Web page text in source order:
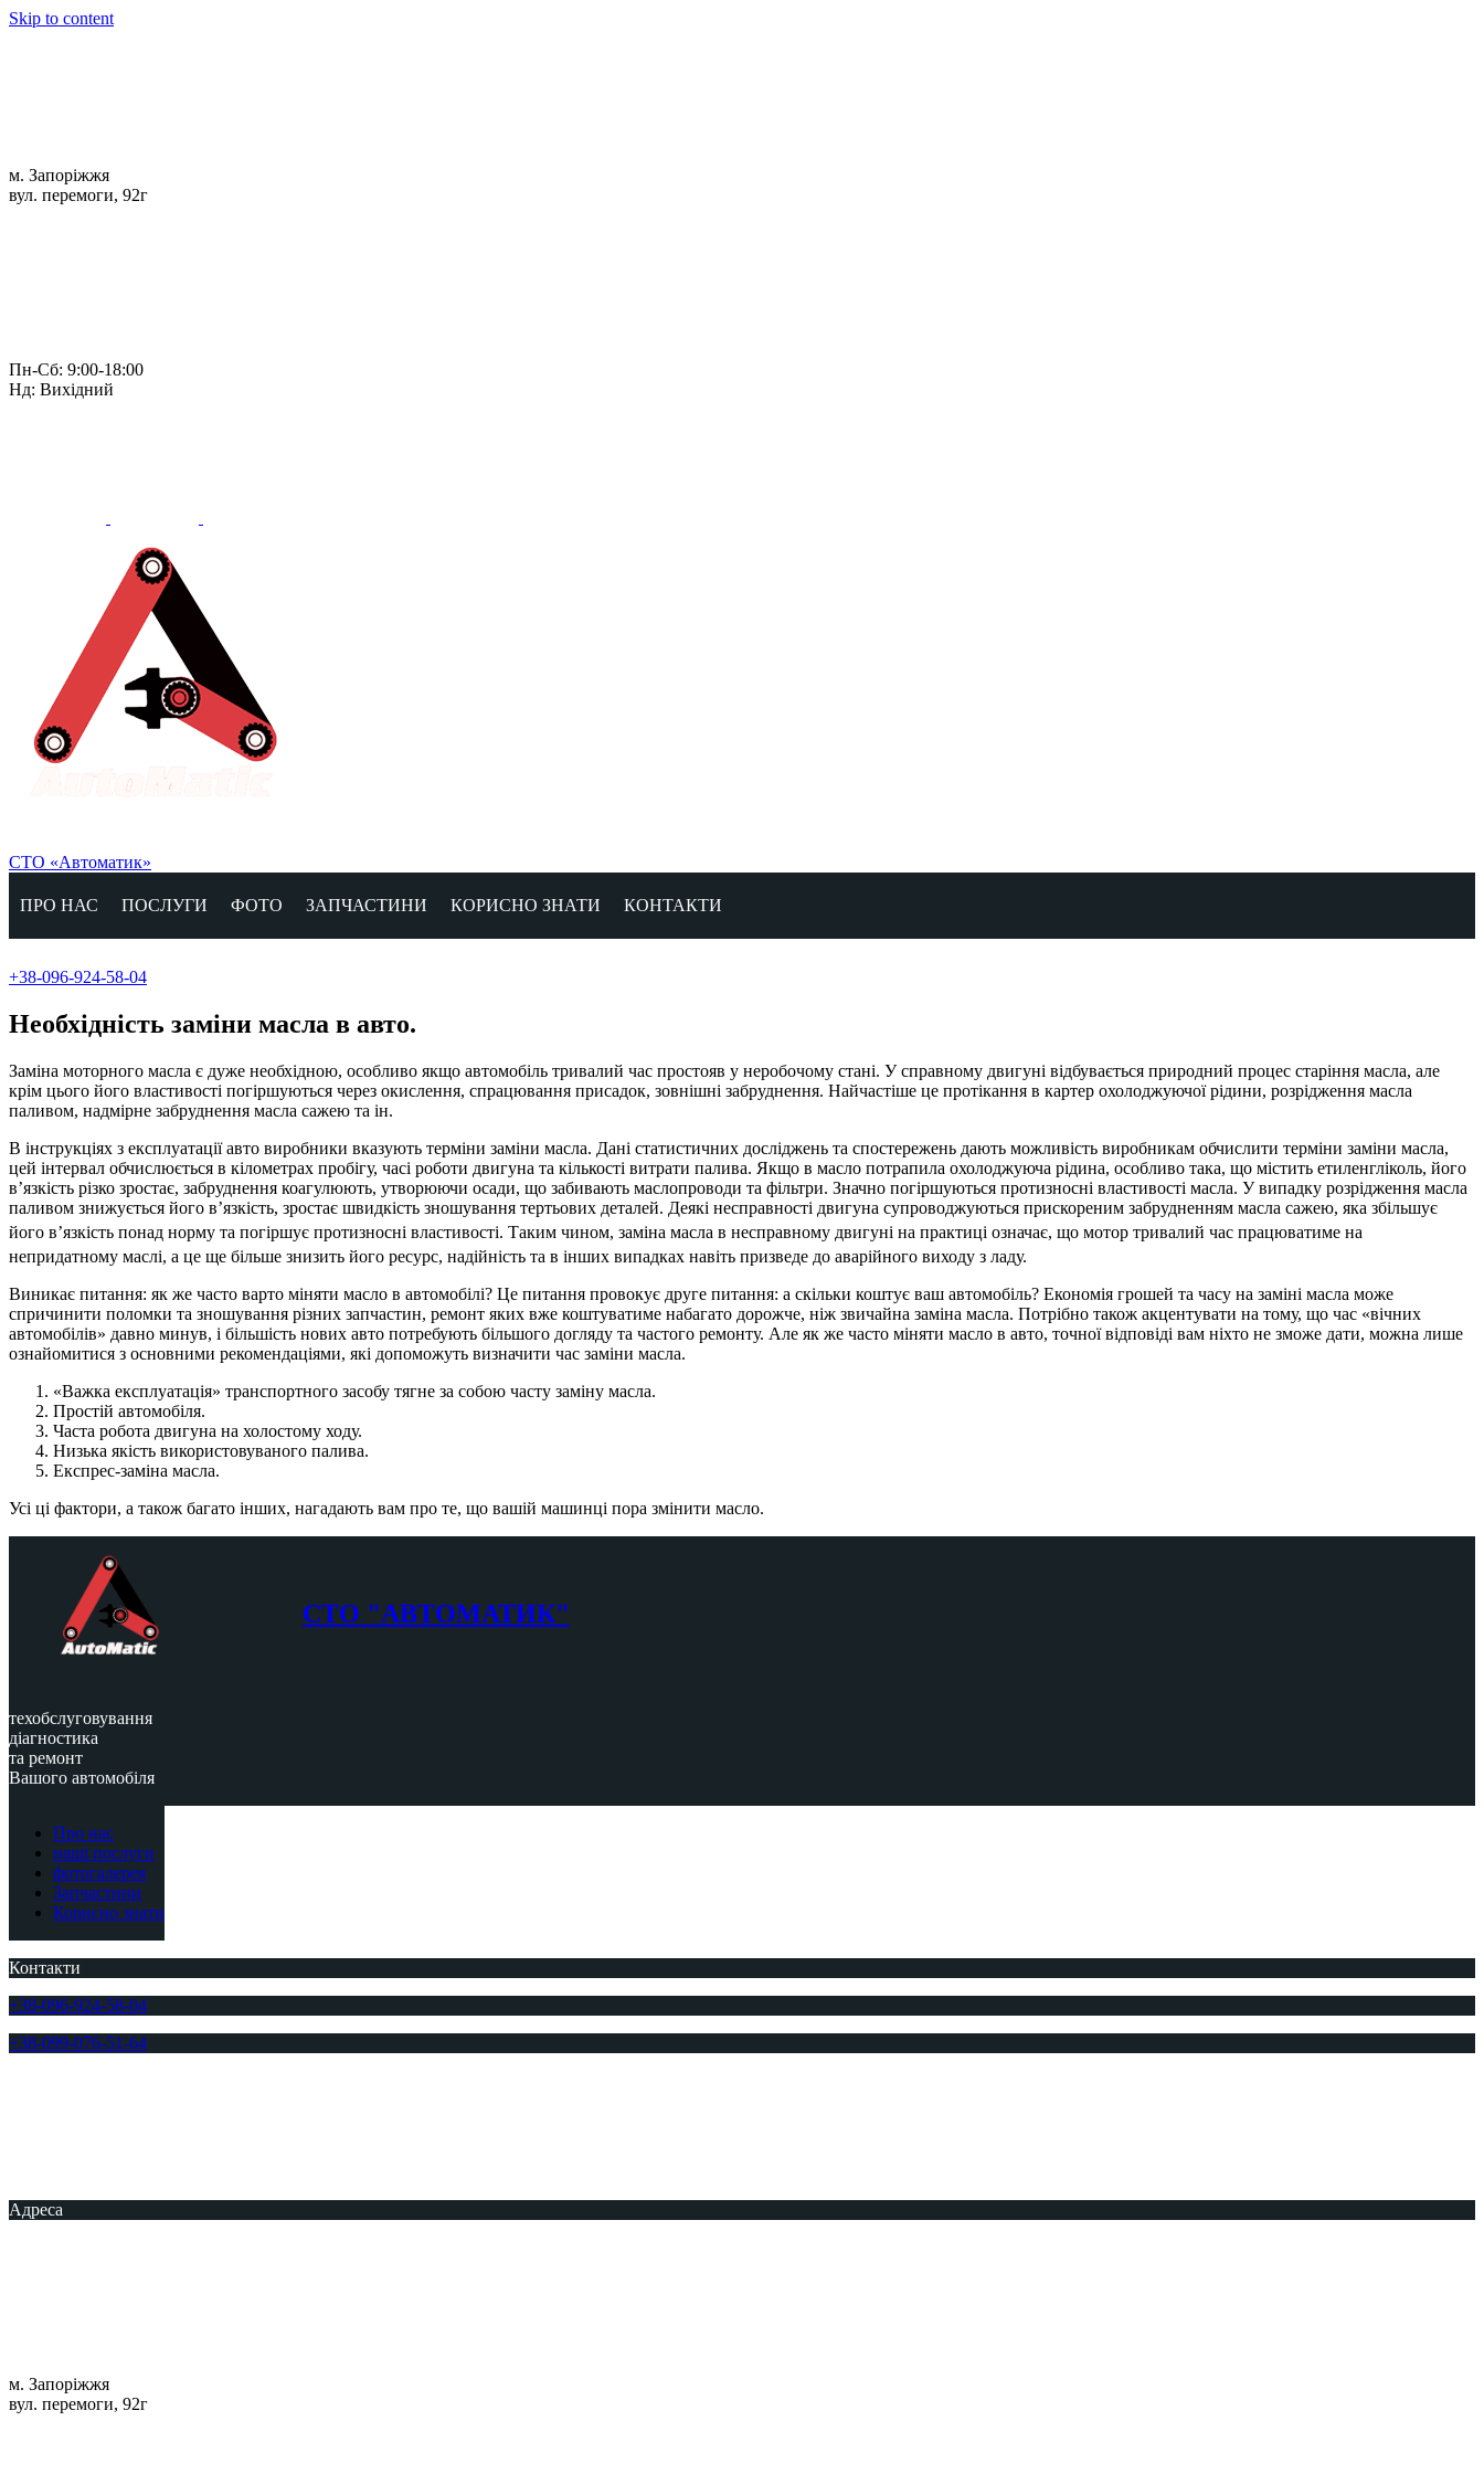
Skip to content
м. Запоріжжя
вул. перемоги, 92г
Пн-Сб: 9:00-18:00
Нд: Вихідний
СТО «Автоматик»
ПРО НАС ПОСЛУГИ ФОТО ЗАПЧАСТИНИ КОРИСНО ЗНАТИ КОНТАКТИ
+38-096-924-58-04
Необхідність заміни масла в авто.
Заміна моторного масла є дуже необхідною, особливо якщо автомобіль тривалий час простояв у неробочому стані. У справному двигуні відбувається природний процес старіння масла, але
крім цього його властивості погіршуються через окислення, спрацювання присадок, зовнішні забруднення. Найчастіше це протікання в картер охолоджуючої рідини, розрідження масла
паливом, надмірне забруднення масла сажею та ін.
В інструкціях з експлуатації авто виробники вказують терміни заміни масла. Дані статистичних досліджень та спостережень дають можливість виробникам обчислити терміни заміни масла,
цей інтервал обчислюється в кілометрах пробігу, часі роботи двигуна та кількості витрати палива. Якщо в масло потрапила охолоджуюча рідина, особливо така, що містить етиленгліколь, його
в’язкість різко зростає, забруднення коагулюють, утворюючи осади, що забивають маслопроводи та фільтри. Значно погіршуються протизносні властивості масла. У випадку розрідження масла
паливом знижується його в’язкість, зростає швидкість зношування тертьових деталей. Деякі несправності двигуна супроводжуються прискореним забрудненням масла сажею, яка збільшує
його в’язкість понад норму та погіршує протизносні властивості. Таким чином, заміна масла в несправному двигуні на практиці означає, що мотор тривалий час працюватиме на
непридатному маслі, а це ще більше знизить його ресурс, надійність та в інших випадках навіть призведе до аварійного виходу з ладу.
Виникає питання: як же часто варто міняти масло в автомобілі? Це питання провокує друге питання: а скільки коштує ваш автомобіль? Економія грошей та часу на заміні масла може
спричинити поломки та зношування різних запчастин, ремонт яких вже коштуватиме набагато дорожче, ніж звичайна заміна масла. Потрібно також акцентувати на тому, що час «вічних
автомобілів» давно минув, і більшість нових авто потребують більшого догляду та частого ремонту. Але як же часто міняти масло в авто, точної відповіді вам ніхто не зможе дати, можна лише
ознайомитися з основними рекомендаціями, які допоможуть визначити час заміни масла.
«Важка експлуатація» транспортного засобу тягне за собою часту заміну масла.
Простій автомобіля.
Часта робота двигуна на холостому ходу.
Низька якість використовуваного палива.
Експрес-заміна масла.
Усі ці фактори, а також багато інших, нагадають вам про те, що вашій машинці пора змінити масло.
СТО "АВТОМАТИК"
техобслуговування
діагностика
та ремонт
Вашого автомобіля
Про нас
наші послуги
фотогалерея
Запчастини
Корисно знати
Контакти
+38-096-924-58-04
+38-099-076-51-64
Адреса
м. Запоріжжя
вул. перемоги, 92г